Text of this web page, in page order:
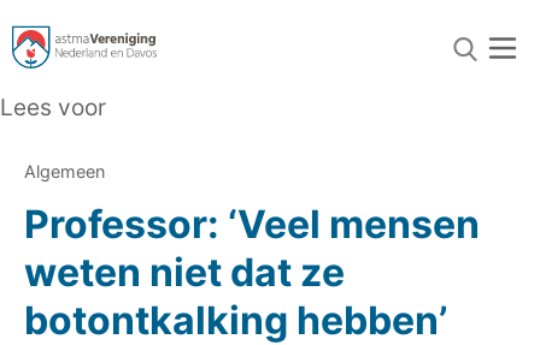
Lees voor
Algemeen
Professor: ‘Veel mensen
weten niet dat ze
botontkalking hebben’